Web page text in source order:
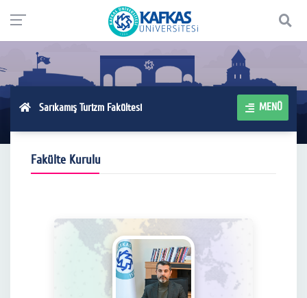
Sarıkamış Turizm Fakültesi MENÜ
Fakülte Kurulu